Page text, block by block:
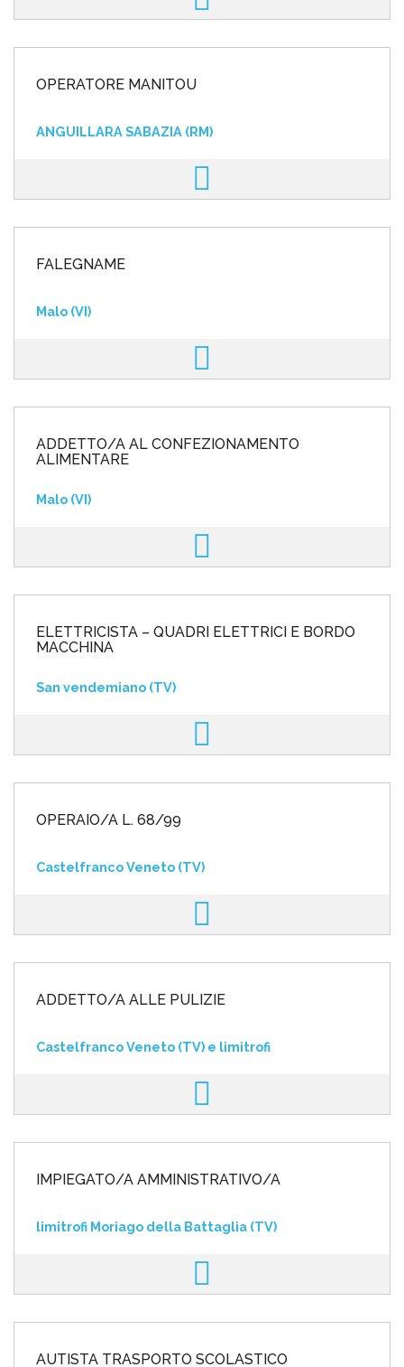
OPERATORE MANITOU
ANGUILLARA SABAZIA (RM)
FALEGNAME
Malo (VI)
ADDETTO/A AL CONFEZIONAMENTO
ALIMENTARE
Malo (VI)
ELETTRICISTA – QUADRI ELETTRICI E BORDO
MACCHINA
San vendemiano (TV)
OPERAIO/A L. 68/99
Castelfranco Veneto (TV)
ADDETTO/A ALLE PULIZIE
Castelfranco Veneto (TV) e limitrofi
IMPIEGATO/A AMMINISTRATIVO/A
limitrofi Moriago della Battaglia (TV)
AUTISTA TRASPORTO SCOLASTICO